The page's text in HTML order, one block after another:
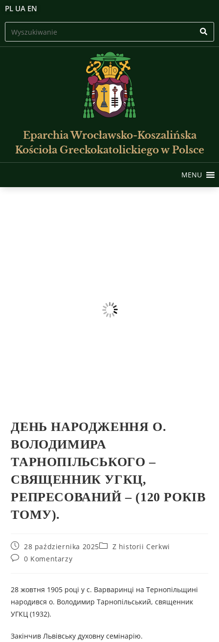
PL UA EN
Eparchia Wrocławsko-Koszalińska
Kościoła Greckokatolickiego w Polsce
MENU
ДЕНЬ НАРОДЖЕННЯ О.
ВОЛОДИМИРА
ТАРНОПІЛЬСЬКОГО –
СВЯЩЕННИК УГКЦ,
РЕПРЕСОВАНИЙ – (120 РОКІВ
ТОМУ).
28 października 2025
Z historii Cerkwi
0 Komentarzy
28 жовтня 1905 році у с. Варваринці на Тернопільщині
народився о. Володимир Тарнопільський, священник
УГКЦ (1932).
Закінчив Львівську духовну семінарію.